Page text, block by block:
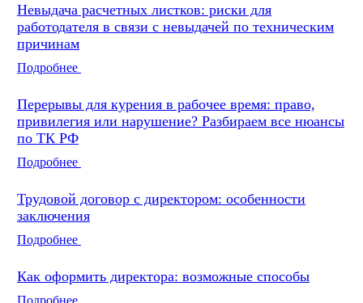
Невыдача расчетных листков: риски для
работодателя в связи с невыдачей по техническим
причинам
Подробнее
Перерывы для курения в рабочее время: право,
привилегия или нарушение? Разбираем все нюансы
по ТК РФ
Подробнее
Трудовой договор с директором: особенности
заключения
Подробнее
Как оформить директора: возможные способы
Подробнее